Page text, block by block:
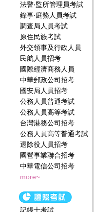
法警‧監所管理員考試
錄事‧庭務人員考試
調查局人員考試
原住民族考試
外交領事及行政人員
民航人員招考
國際經濟商務人員
中華郵政公司招考
國安局人員招考
公務人員普通考試
公務人員高等考試
台灣港務公司招考
公務人員高等普通考試
退除役人員招考
國營事業聯合招考
中華電信公司招考
more~
記帳士考試